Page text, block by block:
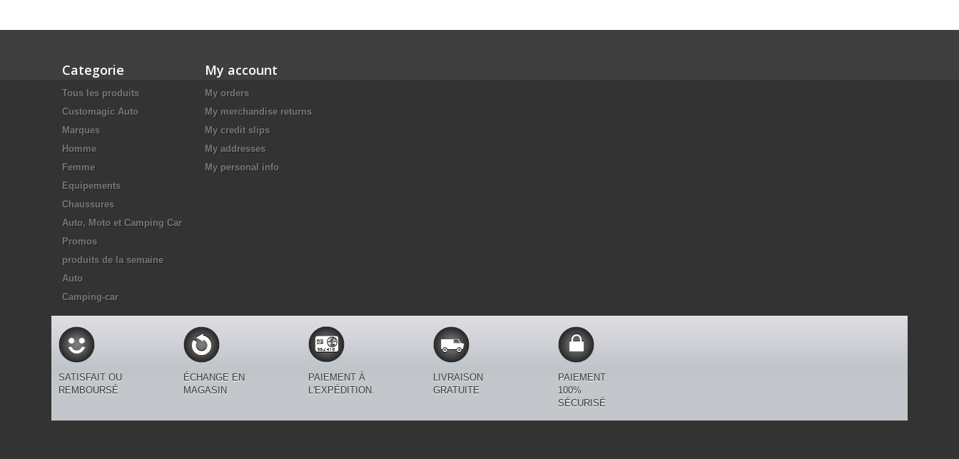
Categorie
Tous les produits
Customagic Auto
Marques
Homme
Femme
Equipements
Chaussures
Auto, Moto et Camping Car
Promos
produits de la semaine
Auto
Camping-car
My account
My orders
My merchandise returns
My credit slips
My addresses
My personal info
SATISFAIT OU
REMBOURSÉ
ÉCHANGE EN
MAGASIN
PAIEMENT À
L'EXPÉDITION.
LIVRAISON
GRATUITE
PAIEMENT
100%
SÉCURISÉ